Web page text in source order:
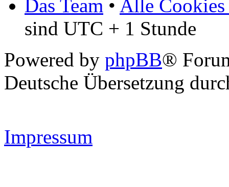
Das Team • Alle Cookies
sind UTC + 1 Stunde
Powered by phpBB®
Deutsche Übersetzung
Impressum